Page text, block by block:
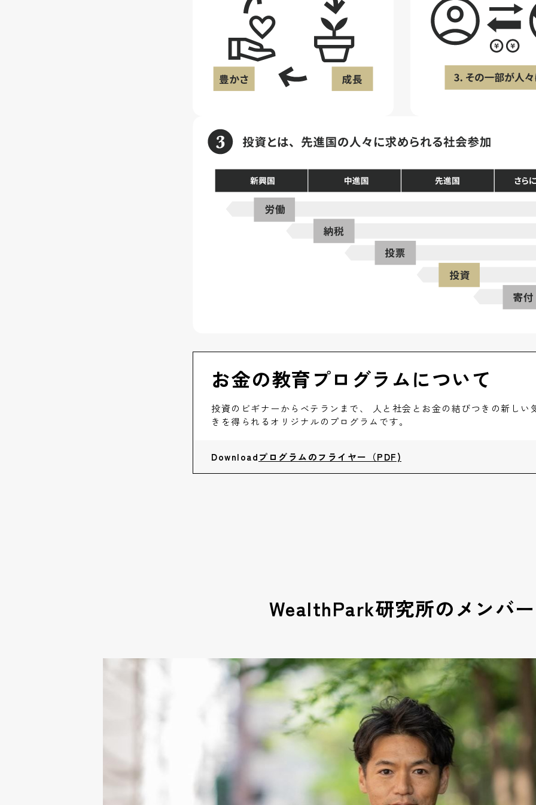
お金の教育プログラムについて
投資のビギナーからベテランまで、 人と社会とお金の結びつきの新しい
きを得られるオリジナルのプログラムです。
Downloadプログラムのフライヤー（PDF)
WealthPark研究所のメンバー